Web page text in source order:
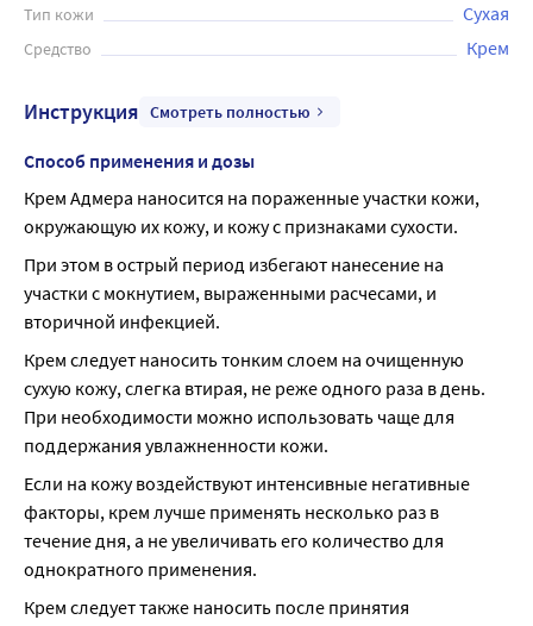
Тип кожи Сухая
Средство Крем
Инструкция Смотреть полностью
Способ применения и дозы
Крем Адмера наносится на пораженные участки кожи,
окружающую их кожу, и кожу с признаками сухости.
При этом в острый период избегают нанесение на
участки с мокнутием, выраженными расчесами, и
вторичной инфекцией.
Крем следует наносить тонким слоем на очищенную
сухую кожу, слегка втирая, не реже одного раза в день.
При необходимости можно использовать чаще для
поддержания увлажненности кожи.
Если на кожу воздействуют интенсивные негативные
факторы, крем лучше применять несколько раз в
течение дня, а не увеличивать его количество для
однократного применения.
Крем следует также наносить после принятия